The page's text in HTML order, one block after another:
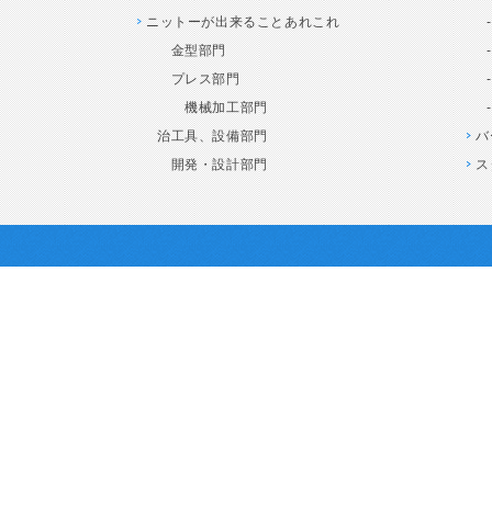
ニットーが出来ることあれこれ
金型部門
プレス部門
機械加工部門
治工具、設備部門
開発・設計部門
バ
ス